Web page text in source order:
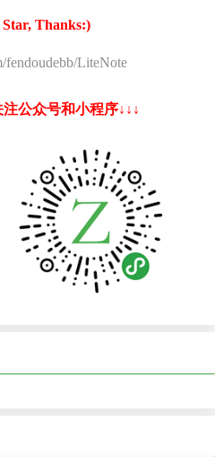
Star, Thanks:)
fendoudebb/LiteNote
公众号和小程序↓↓↓